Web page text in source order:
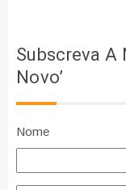
Subscreva A
Novo’
Nome